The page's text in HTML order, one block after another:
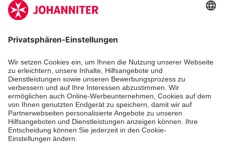
Zertifizierung der Johanniter-Unfall-Hilfe e.V.
Die Johanniter GmbH führt das Spendenzertifikat
des Deutschen Spendenrats e.V.